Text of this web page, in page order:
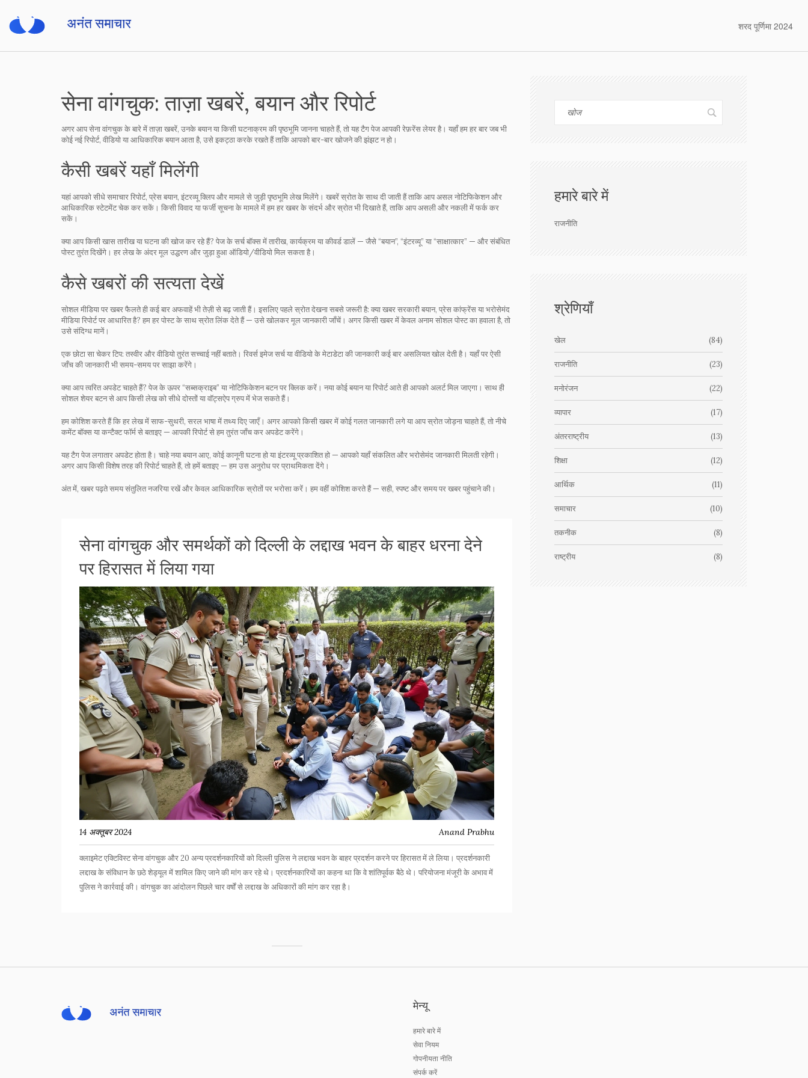
शरद पूर्णिमा 2024
सेना वांगचुक: ताज़ा खबरें, बयान और रिपोर्ट
अगर आप सेना वांगचुक के बारे में ताज़ा खबरें, उनके बयान या किसी घटनाक्रम की पृष्ठभूमि जानना चाहते हैं, तो यह टैग पेज आपकी रेफ़रेंस लेयर है। यहाँ हम हर बार जब भी
कोई नई रिपोर्ट, वीडियो या आधिकारिक बयान आता है, उसे इकट्ठा करके रखते हैं ताकि आपको बार-बार खोजने की झंझट न हो।
कैसी खबरें यहाँ मिलेंगी
यहां आपको सीधे समाचार रिपोर्ट, प्रेस बयान, इंटरव्यू क्लिप और मामले से जुड़ी पृष्ठभूमि लेख मिलेंगे। खबरें स्रोत के साथ दी जाती हैं ताकि आप असल नोटिफिकेशन और
आधिकारिक स्टेटमेंट चेक कर सकें। किसी विवाद या फर्जी सूचना के मामले में हम हर खबर के संदर्भ और स्रोत भी दिखाते हैं, ताकि आप असली और नकली में फर्क कर
सकें।
क्या आप किसी खास तारीख या घटना की खोज कर रहे हैं? पेज के सर्च बॉक्स में तारीख, कार्यक्रम या कीवर्ड डालें — जैसे “बयान”, “इंटरव्यू” या “साक्षात्कार” — और संबंधित
पोस्ट तुरंत दिखेंगे। हर लेख के अंदर मूल उद्धरण और जुड़ा हुआ ऑडियो/वीडियो मिल सकता है।
कैसे खबरों की सत्यता देखें
सोशल मीडिया पर खबर फैलते ही कई बार अफवाहें भी तेज़ी से बढ़ जाती हैं। इसलिए पहले स्रोत देखना सबसे जरूरी है: क्या खबर सरकारी बयान, प्रेस कांफ्रेंस या भरोसेमंद
मीडिया रिपोर्ट पर आधारित है? हम हर पोस्ट के साथ स्रोत लिंक देते हैं — उसे खोलकर मूल जानकारी जाँचें। अगर किसी खबर में केवल अनाम सोशल पोस्ट का हवाला है, तो
उसे संदिग्ध मानें।
एक छोटा सा चेकर टिप: तस्वीर और वीडियो तुरंत सच्चाई नहीं बताते। रिवर्स इमेज सर्च या वीडियो के मेटाडेटा की जानकारी कई बार असलियत खोल देती है। यहाँ पर ऐसी
जाँच की जानकारी भी समय-समय पर साझा करेंगे।
क्या आप त्वरित अपडेट चाहते हैं? पेज के ऊपर “सब्सक्राइब” या नोटिफिकेशन बटन पर क्लिक करें। नया कोई बयान या रिपोर्ट आते ही आपको अलर्ट मिल जाएगा। साथ ही
सोशल शेयर बटन से आप किसी लेख को सीधे दोस्तों या वॉट्सऐप ग्रुप में भेज सकते हैं।
हम कोशिश करते हैं कि हर लेख में साफ-सुथरी, सरल भाषा में तथ्य दिए जाएँ। अगर आपको किसी खबर में कोई गलत जानकारी लगे या आप स्रोत जोड़ना चाहते हैं, तो नीचे
कमेंट बॉक्स या कन्टैक्ट फॉर्म से बताइए — आपकी रिपोर्ट से हम तुरंत जाँच कर अपडेट करेंगे।
यह टैग पेज लगातार अपडेट होता है। चाहे नया बयान आए, कोई कानूनी घटना हो या इंटरव्यू प्रकाशित हो — आपको यहाँ संकलित और भरोसेमंद जानकारी मिलती रहेगी।
अगर आप किसी विशेष तरह की रिपोर्ट चाहते हैं, तो हमें बताइए — हम उस अनुरोध पर प्राथमिकता देंगे।
अंत में, खबर पढ़ते समय संतुलित नजरिया रखें और केवल आधिकारिक स्रोतों पर भरोसा करें। हम वहीं कोशिश करते हैं — सही, स्पष्ट और समय पर खबर पहुंचाने की।
सेना वांगचुक और समर्थकों को दिल्ली के लद्दाख भवन के बाहर धरना देने
पर हिरासत में लिया गया
14 अक्तूबर 2024 Anand Prabhu
क्लाइमेट एक्टिविस्ट सेना वांगचुक और 20 अन्य प्रदर्शनकारियों को दिल्ली पुलिस ने लद्दाख भवन के बाहर प्रदर्शन करने पर हिरासत में ले लिया। प्रदर्शनकारी
लद्दाख के संविधान के छठे शेड्यूल में शामिल किए जाने की मांग कर रहे थे। प्रदर्शनकारियों का कहना था कि वे शांतिपूर्वक बैठे थे। परियोजना मंजूरी के अभाव में
पुलिस ने कार्रवाई की। वांगचुक का आंदोलन पिछले चार वर्षों से लद्दाख के अधिकारों की मांग कर रहा है।
हमारे बारे में
राजनीति
श्रेणियाँ
खेल (84)
राजनीति (23)
मनोरंजन (22)
व्यापार (17)
अंतरराष्ट्रीय (13)
शिक्षा (12)
आर्थिक (11)
समाचार (10)
तकनीक (8)
राष्ट्रीय (8)
मेन्यू
हमारे बारे में
सेवा नियम
गोपनीयता नीति
संपर्क करें